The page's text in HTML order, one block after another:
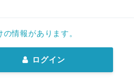
情報があります。
ログイン